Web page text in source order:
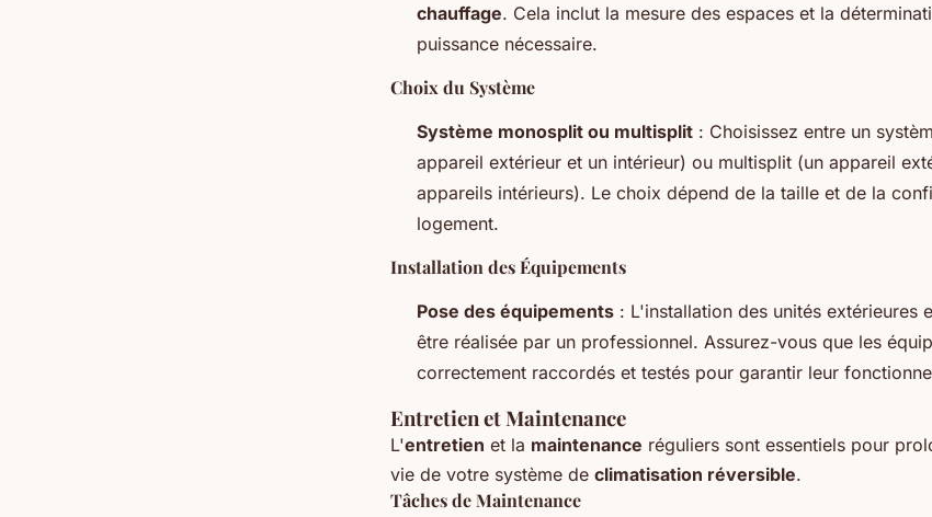
chauffage. Cela inclut la mesure des espaces et la
puissance nécessaire.
Choix du Système
Système monosplit ou multisplit : Choisissez entre un
appareil extérieur et un intérieur) ou multisplit (un appareil
appareils intérieurs). Le choix dépend de la taille et de la
logement.
Installation des Équipements
Pose des équipements : L'installation des unités extérieures
être réalisée par un professionnel. Assurez-vous que les
correctement raccordés et testés pour garantir leur
Entretien et Maintenance
L'entretien et la maintenance réguliers sont essentiels pour
vie de votre système de climatisation réversible.
Tâches de Maintenance